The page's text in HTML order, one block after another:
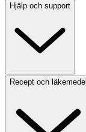
Hjälp och support
Recept och läkemedel